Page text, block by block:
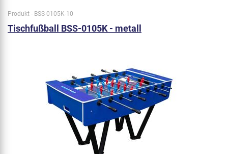
Produkt - BSS-0105K-10
Tischfußball BSS-0105K - metall